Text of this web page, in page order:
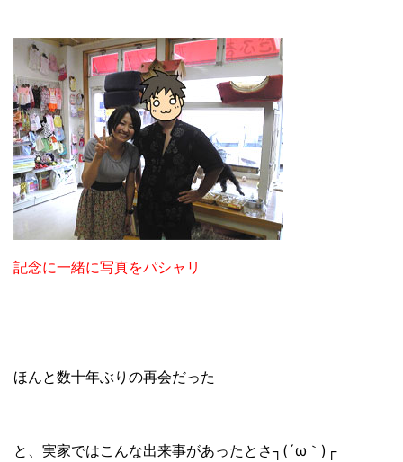
記念に一緒に写真をパシャリ
ほんと数十年ぶりの再会だった
と、実家ではこんな出来事があったとさ┐(´ω｀)┌